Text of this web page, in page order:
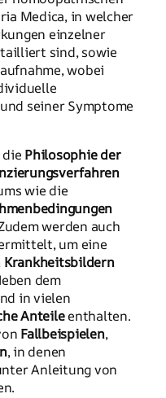
Medica, in welcher
einzelner
sind, sowie
wobei
seiner Symptome
Philosophie der
wie die
werden auch
um eine
Krankheitsbildern
dem
in vielen
Anteileenthalten.
Fallbeispielen,
, in denen
Anleitung von